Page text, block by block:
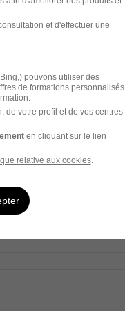
août
et d'effectuer une
pouvons utiliser des
de formations personnalisés
de votre profil et de vos centres
en cliquant sur le lien
relative aux cookies.